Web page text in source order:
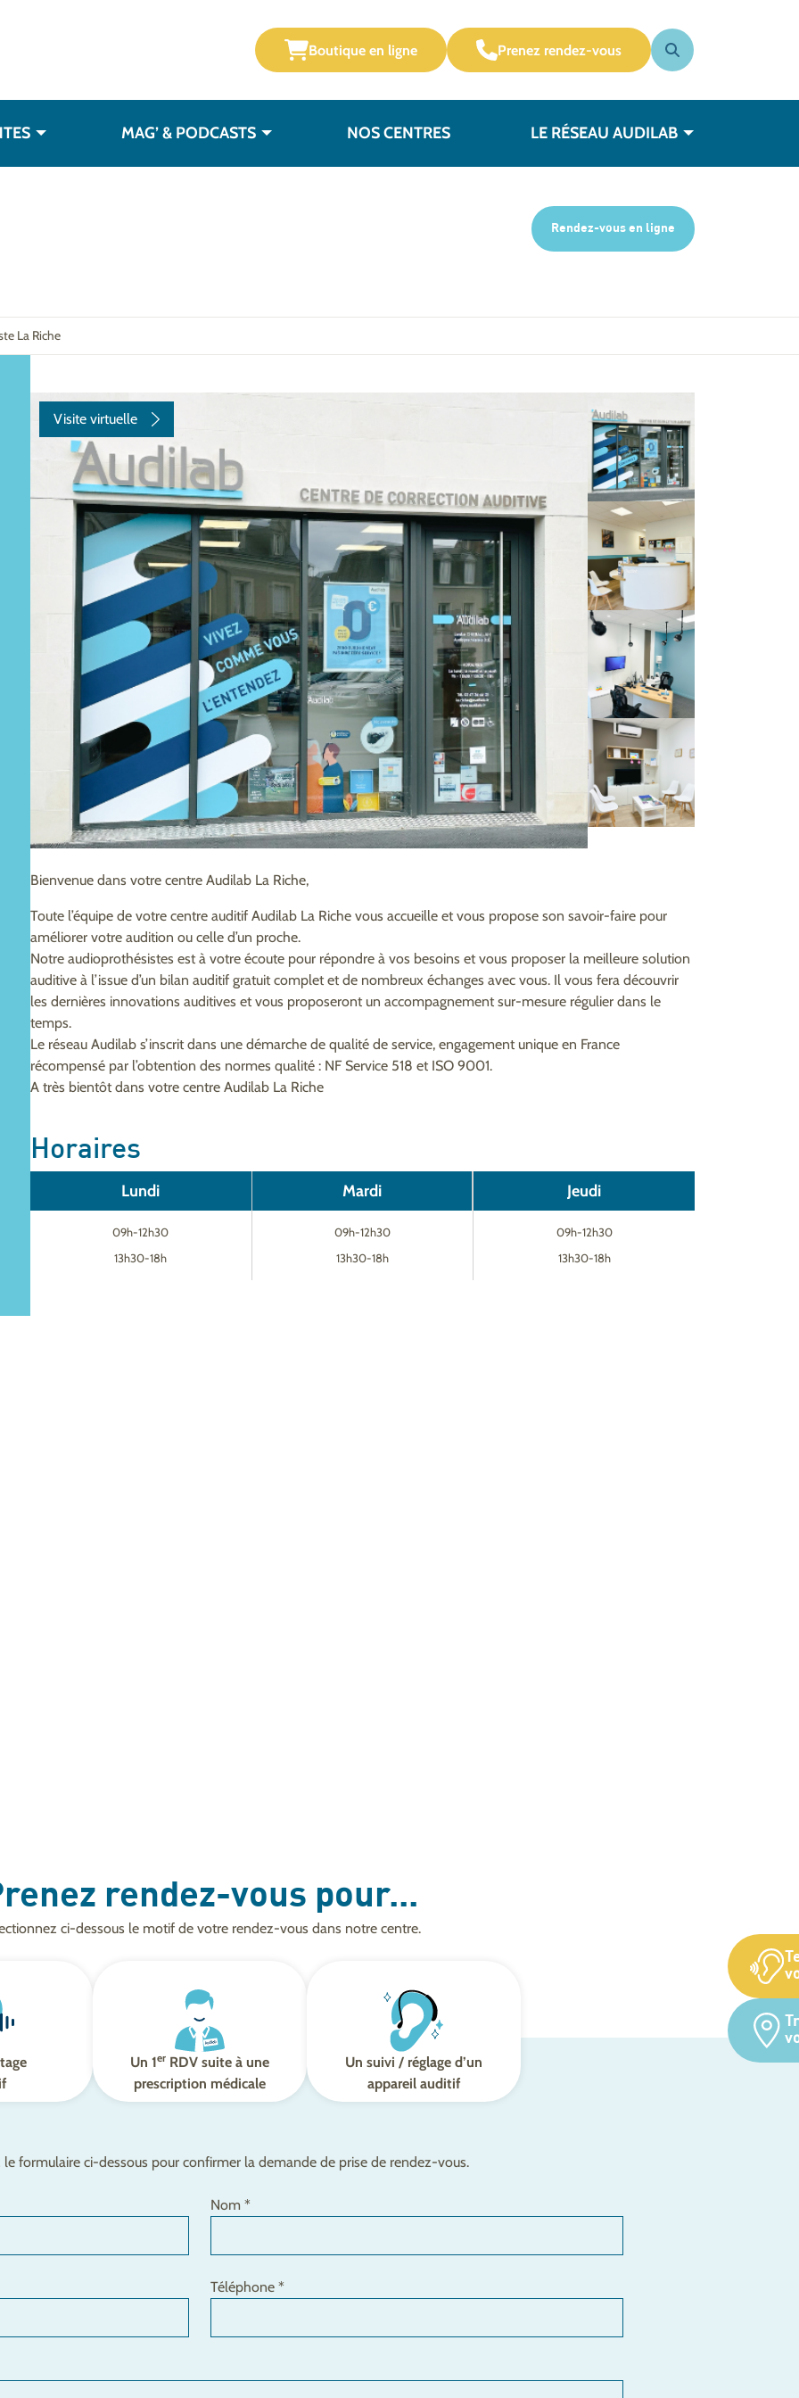
Boutique en ligne Prenez rendez-vous
MAG’ & PODCASTS NOS CENTRES LE RÉSEAU AUDILAB
Rendez-vous en ligne
La Riche
Visite virtuelle
Bienvenue dans votre centre Audilab La Riche,
Toute l’équipe de votre centre auditif Audilab La Riche vous accueille et vous propose son savoir-faire pour
améliorer votre audition ou celle d’un proche.
Notre audioprothésistes est à votre écoute pour répondre à vos besoins et vous proposer la meilleure solution
auditive à l’issue d’un bilan auditif gratuit complet et de nombreux échanges avec vous. Il vous fera découvrir
les dernières innovations auditives et vous proposeront un accompagnement sur-mesure régulier dans le
temps.
Le réseau Audilab s’inscrit dans une démarche de qualité de service, engagement unique en France
récompensé par l’obtention des normes qualité : NF Service 518 et ISO 9001.
A très bientôt dans votre centre Audilab La Riche
Horaires
Lundi
09h-12h30
13h30-18h
Mardi
09h-12h30
13h30-18h
Jeudi
09h-12h30
13h30-18h
rendez-vous pour...
ci-dessous le motif de votre rendez-vous dans notre centre.
Un 1er RDV suite à une
prescription médicale
Un suivi / réglage d’un
appareil auditif
le formulaire ci-dessous pour confirmer la demande de prise de rendez-vous.
Nom *
Téléphone *